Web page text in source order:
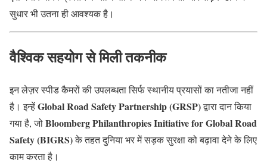
सुधार भी उतना ही आवश्यक है।
वैश्विक सहयोग से मिली तकनीक
इन लेज़र स्पीड कैमरों की उपलब्धता सिर्फ स्थानीय प्रयासों का नतीजा नहीं
है। इन्हेंGlobal Road Safety Partnership (GRSP)द्वारा दान किया
गया है, जोBloomberg Philanthropies Initiative for Global Road
Safety (BIGRS)के तहत दुनिया भर में सड़क सुरक्षा को बढ़ावा देने के लिए
काम करता है।